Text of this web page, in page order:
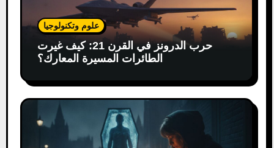
علوم وتكنولوجيا
حرب الدرونز في القرن 21: كيف غيرت
الطائرات المسيرة المعارك؟